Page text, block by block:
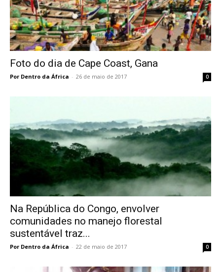
Foto do dia de Cape Coast, Gana
Por Dentro da África - 26 de maio de 2017 0
Na República do Congo, envolver
comunidades no manejo florestal
sustentável traz...
Por Dentro da África - 22 de maio de 2017 0